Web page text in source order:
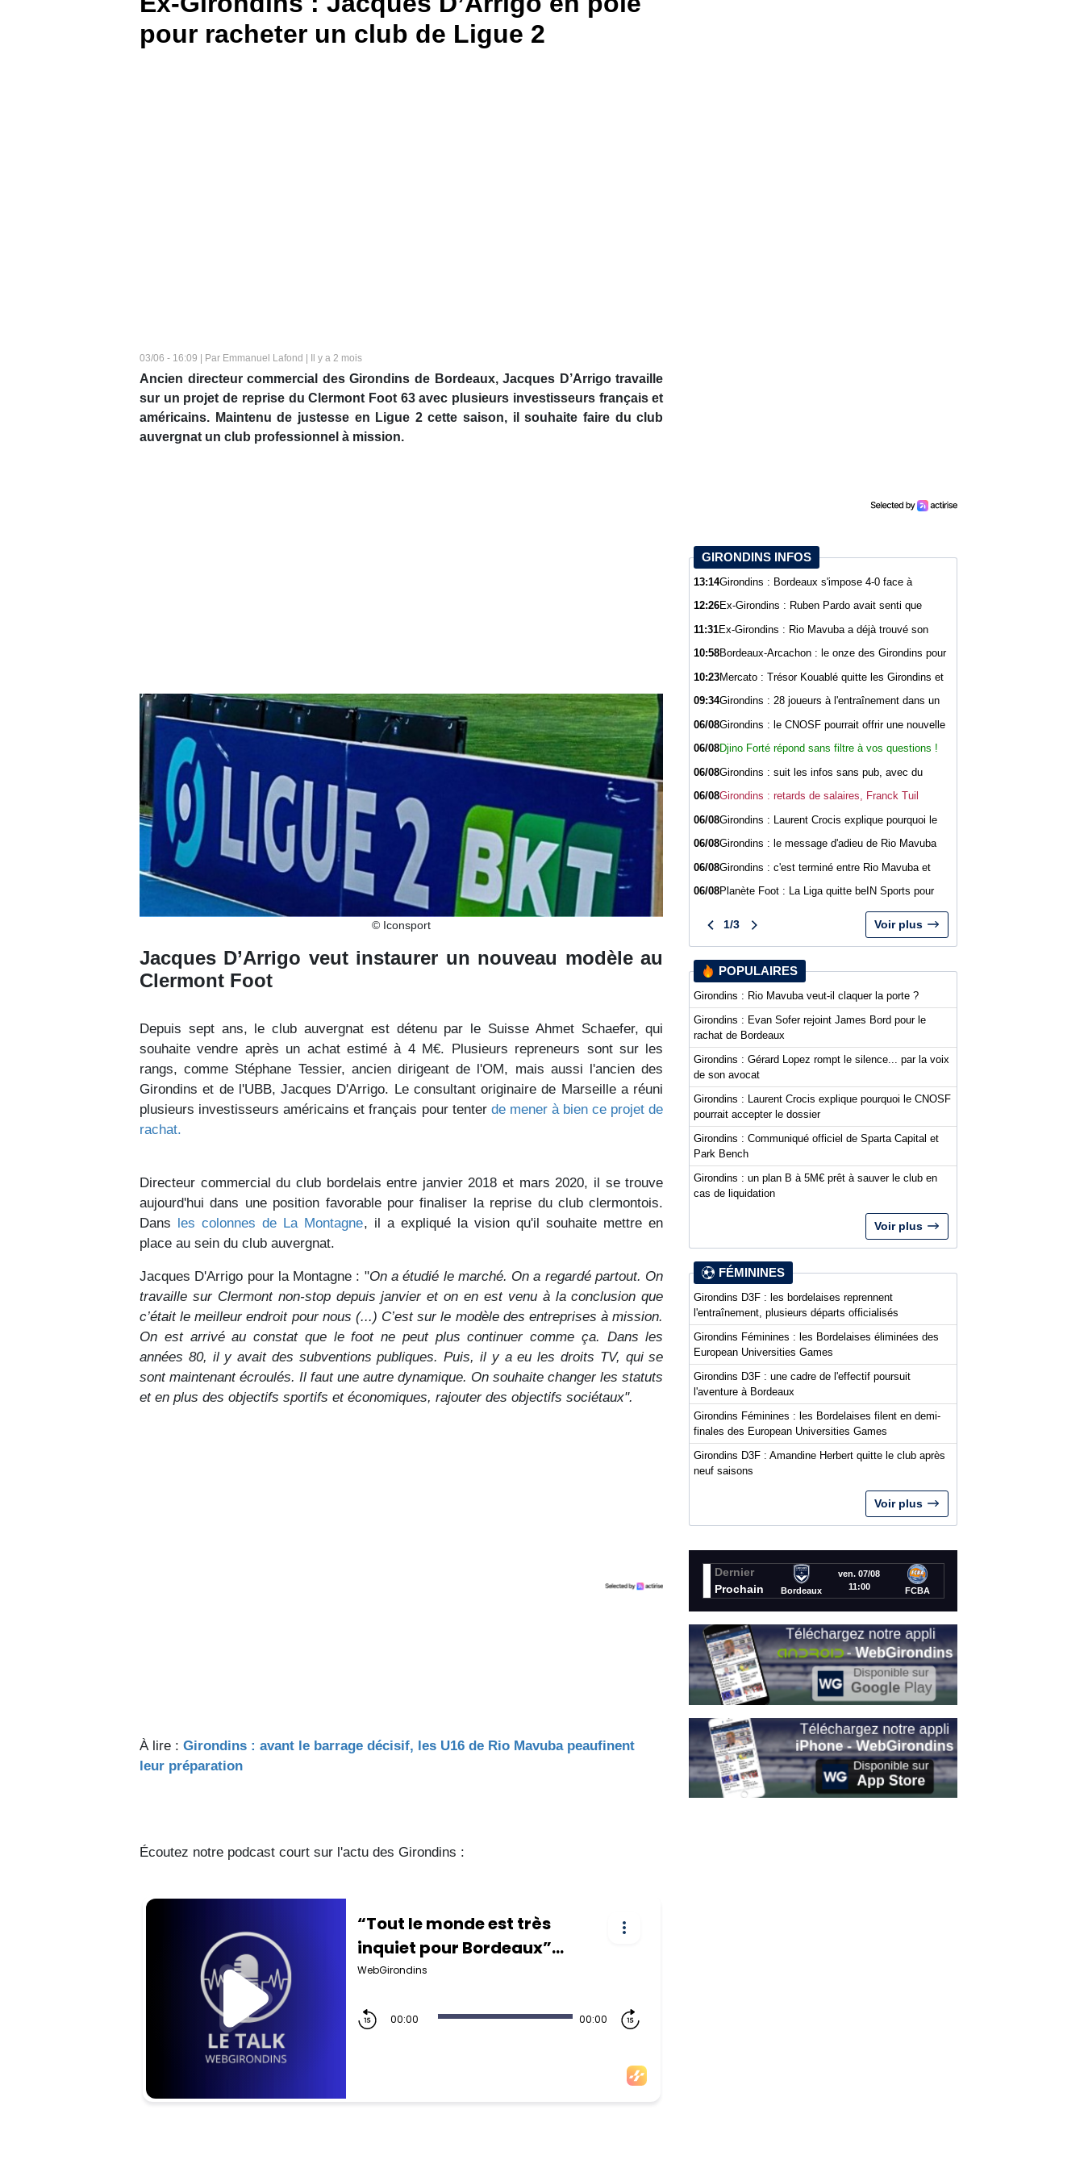
pour racheter un club de Ligue 2
03/06 - 16:09 | Par Emmanuel Lafond | Il y a 2 mois
Ancien directeur commercial des Girondins de Bordeaux, Jacques D’Arrigo travaille
sur un projet de reprise du Clermont Foot 63 avec plusieurs investisseurs français et
américains. Maintenu de justesse en Ligue 2 cette saison, il souhaite faire du club
auvergnat un club professionnel à mission.
© Iconsport
Jacques D’Arrigo veut instaurer un nouveau modèle au
Clermont Foot
Depuis sept ans, le club auvergnat est détenu par le Suisse Ahmet Schaefer, qui
souhaite vendre après un achat estimé à 4 M€. Plusieurs repreneurs sont sur les
rangs, comme Stéphane Tessier, ancien dirigeant de l'OM, mais aussi l'ancien des
Girondins et de l'UBB, Jacques D'Arrigo. Le consultant originaire de Marseille a réuni
plusieurs investisseurs américains et français pour tenter de mener à bien ce projet de
rachat.
Directeur commercial du club bordelais entre janvier 2018 et mars 2020, il se trouve
aujourd'hui dans une position favorable pour finaliser la reprise du club clermontois.
Dans les colonnes de La Montagne, il a expliqué la vision qu'il souhaite mettre en
place au sein du club auvergnat.
Jacques D'Arrigo pour la Montagne : "On a étudié le marché. On a regardé partout. On
travaille sur Clermont non-stop depuis janvier et on en est venu à la conclusion que
c’était le meilleur endroit pour nous (...) C’est sur le modèle des entreprises à mission.
On est arrivé au constat que le foot ne peut plus continuer comme ça. Dans les
années 80, il y avait des subventions publiques. Puis, il y a eu les droits TV, qui se
sont maintenant écroulés. Il faut une autre dynamique. On souhaite changer les statuts
et en plus des objectifs sportifs et économiques, rajouter des objectifs sociétaux".
À lire : Girondins : avant le barrage décisif, les U16 de Rio Mavuba peaufinent
leur préparation
Écoutez notre podcast court sur l'actu des Girondins :
GIRONDINS INFOS
13:14Girondins : Bordeaux s'impose 4-0 face à
12:26Ex-Girondins : Ruben Pardo avait senti que
11:31Ex-Girondins : Rio Mavuba a déjà trouvé son
10:58Bordeaux-Arcachon : le onze des Girondins pour
10:23Mercato : Trésor Kouablé quitte les Girondins et
09:34Girondins : 28 joueurs à l'entraînement dans un
06/08Girondins : le CNOSF pourrait offrir une nouvelle
06/08Djino Forté répond sans filtre à vos questions !
06/08Girondins : suit les infos sans pub, avec du
06/08Girondins : retards de salaires, Franck Tuil
06/08Girondins : Laurent Crocis explique pourquoi le
06/08Girondins : le message d'adieu de Rio Mavuba
06/08Girondins : c'est terminé entre Rio Mavuba et
06/08Planète Foot : La Liga quitte beIN Sports pour
1/3 Voir plus
POPULAIRES
Girondins : Rio Mavuba veut-il claquer la porte ?
Girondins : Evan Sofer rejoint James Bord pour le
rachat de Bordeaux
Girondins : Gérard Lopez rompt le silence... par la voix
de son avocat
Girondins : Laurent Crocis explique pourquoi le CNOSF
pourrait accepter le dossier
Girondins : Communiqué officiel de Sparta Capital et
Park Bench
Girondins : un plan B à 5M€ prêt à sauver le club en
cas de liquidation
Voir plus
FÉMININES
Girondins D3F : les bordelaises reprennent
l'entraînement, plusieurs départs officialisés
Girondins Féminines : les Bordelaises éliminées des
European Universities Games
Girondins D3F : une cadre de l'effectif poursuit
l'aventure à Bordeaux
Girondins Féminines : les Bordelaises filent en demi-
finales des European Universities Games
Girondins D3F : Amandine Herbert quitte le club après
neuf saisons
Voir plus
Dernier
Prochain
Bordeaux
ven. 07/08
11:00
FCBA